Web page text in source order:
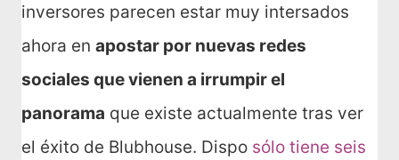
inversores parecen estar muy intersados
ahora en apostar por nuevas redes
sociales que vienen a irrumpir el
panorama que existe actualmente tras ver
el éxito de Blubhouse. Dispo sólo tiene seis